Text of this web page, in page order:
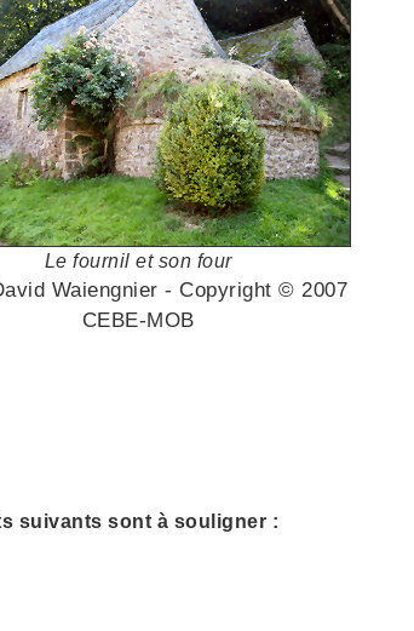
Le fournil et son four
Waiengnier - Copyright © 2007
CEBE-MOB
suivants sont à souligner :